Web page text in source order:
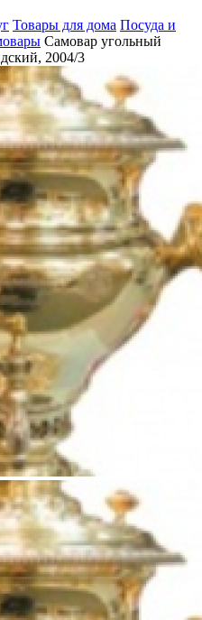
Товары для дома Посуда и
Самовар угольный
2004/3